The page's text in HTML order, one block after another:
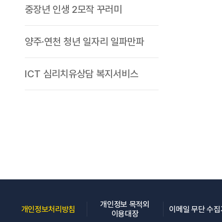
중장년 인생 2모작 꾸러미
양주·연천 청년 일자리 일파만파
ICT 심리치유상담 복지서비스
개인정보처리방침 (새 창 열림)개인정보 목적외
이용대장(새 창 열림)이메일 무단 수